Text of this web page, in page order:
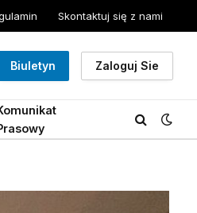
Skontaktuj się z nami
Biuletyn Zaloguj Sie